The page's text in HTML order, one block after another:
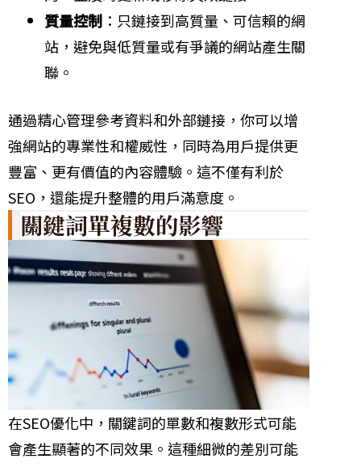
質量控制 ：只鏈接到高質量、可信賴的網
站，避免與低質量或有爭議的網站產生關
聯。
通過精心管理參考資料和外部鏈接，你可以增
強網站的專業性和權威性，同時為用戶提供更
豐富、更有價值的內容體驗。這不僅有利於
SEO，還能提升整體的用戶滿意度。
關鍵詞單複數的影響
在SEO優化中，關鍵詞的單數和複數形式可能
會產生顯著的不同效果。這種細微的差別可能